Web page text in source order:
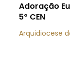
Adoração
5º CEN
Arquidiocese